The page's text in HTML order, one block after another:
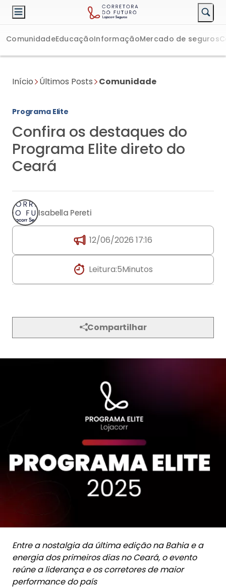
ComunidadeEducaçãoInformaçãoMercado de seguros
Início Últimos Posts Comunidade
Programa Elite
Confira os destaques do
Programa Elite direto do
Ceará
Isabella Pereti
12/06/2026 17:16
Leitura:5Minutos
Compartilhar
Entre a nostalgia da última edição na Bahia e a
energia dos primeiros dias no Ceará, o evento
reúne a liderança e os corretores de maior
performance do país